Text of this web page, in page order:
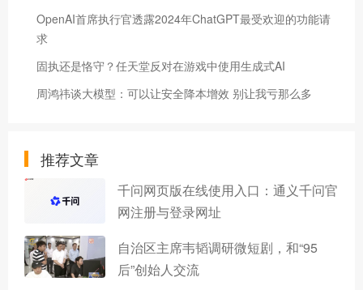
OpenAI首席执行官透露2024年ChatGPT最受欢迎的功能请
求
​固执还是恪守？任天堂反对在游戏中使用生成式AI
周鸿祎谈大模型：可以让安全降本增效 别让我亏那么多
推荐文章
千问网页版在线使用入口：通义千问官
网注册与登录网址
自治区主席韦韬调研微短剧，和“95
后”创始人交流